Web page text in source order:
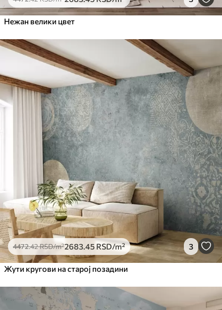
Нежан велики цвет
4472.42RSD/m²2683 .45 RSD/m² 3
Жути кругови на старој позадини